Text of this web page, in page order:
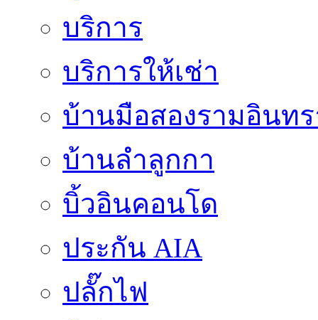
บริการ
บริการให้เช่า
บ้านมือสองรามอินท
บ้านลำลูกกา
บิ้วอินคอนโด
ประกัน AIA
ปลั๊กไฟ